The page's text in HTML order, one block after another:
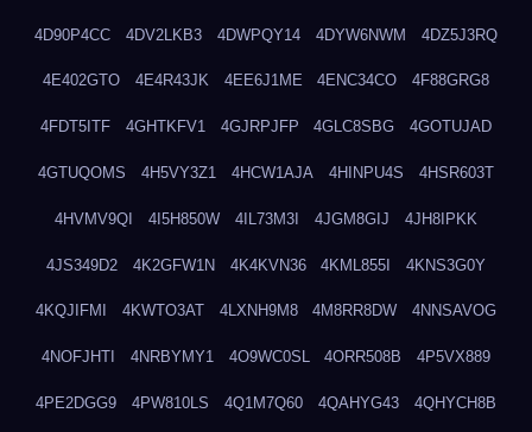
4D90P4CC 4DV2LKB3 4DWPQY14 4DYW6NWM 4DZ5J3RQ
4E402GTO 4E4R43JK 4EE6J1ME 4ENC34CO 4F88GRG8
4FDT5ITF 4GHTKFV1 4GJRPJFP 4GLC8SBG 4GOTUJAD
4GTUQOMS 4H5VY3Z1 4HCW1AJA 4HINPU4S 4HSR603T
4HVMV9QI 4I5H850W 4IL73M3I 4JGM8GIJ 4JH8IPKK
4JS349D2 4K2GFW1N 4K4KVN36 4KML855I 4KNS3G0Y
4KQJIFMI 4KWTO3AT 4LXNH9M8 4M8RR8DW 4NNSAVOG
4NOFJHTI 4NRBYMY1 4O9WC0SL 4ORR508B 4P5VX889
4PE2DGG9 4PW810LS 4Q1M7Q60 4QAHYG43 4QHYCH8B